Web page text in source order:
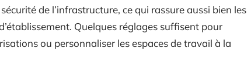
de l’infrastructure, ce qui rassure aussi bien les
Quelques réglages suffisent pour
ou personnaliser les espaces de travail à la